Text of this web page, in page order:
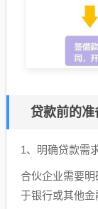
贷款前的准
1、明确贷款需
合伙企业需要
于银行或其他金